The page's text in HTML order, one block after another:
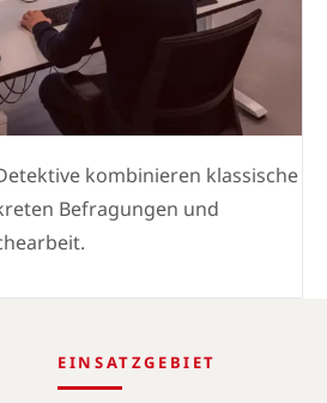
kombinieren klassische
Befragungen und
EINSATZGEBIET